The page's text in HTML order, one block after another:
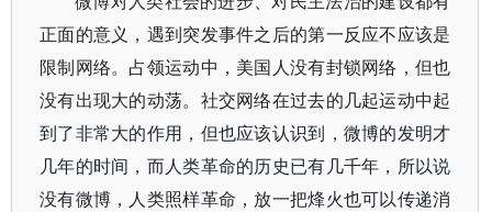
正面的意义，遇到突发事件之后的第一反应不应该是
限制网络。占领运动中，美国人没有封锁网络，但也
没有出现大的动荡。社交网络在过去的几起运动中起
到了非常大的作用，但也应该认识到，微博的发明才
几年的时间，而人类革命的历史已有几千年，所以说
没有微博，人类照样革命，放一把烽火也可以传递消